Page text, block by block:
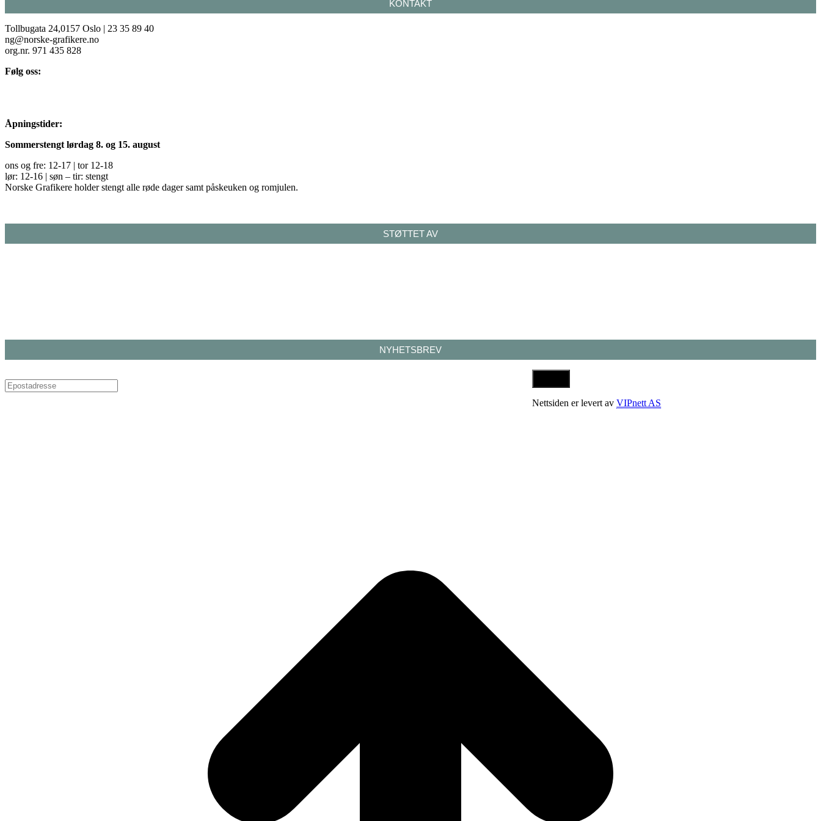
KONTAKT
Tollbugata 24,0157 Oslo | 23 35 89 40
ng@norske-grafikere.no
org.nr. 971 435 828
Følg oss:
Åpningstider:
Sommerstengt lørdag 8. og 15. august
ons og fre: 12-17 | tor 12-18
lør: 12-16 | søn – tir: stengt
Norske Grafikere holder stengt alle røde dager samt påskeuken og romjulen.
STØTTET AV
NYHETSBREV
Nettsiden er levert avVIPnett AS